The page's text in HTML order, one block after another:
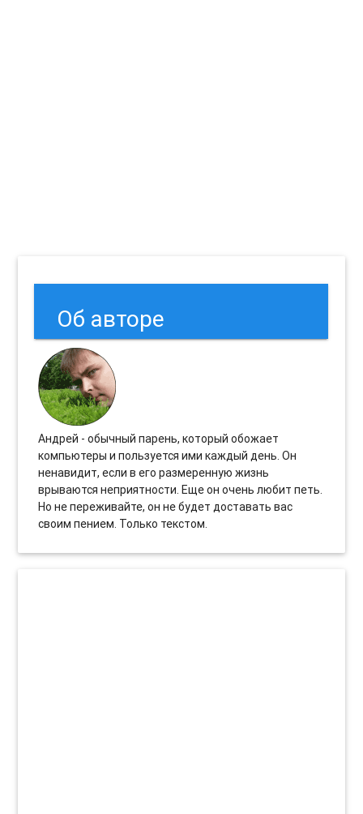
Об авторе
Андрей - обычный парень, который обожает
компьютеры и пользуется ими каждый день. Он
ненавидит, если в его размеренную жизнь
врываются неприятности. Еще он очень любит петь.
Но не переживайте, он не будет доставать вас
своим пением. Только текстом.